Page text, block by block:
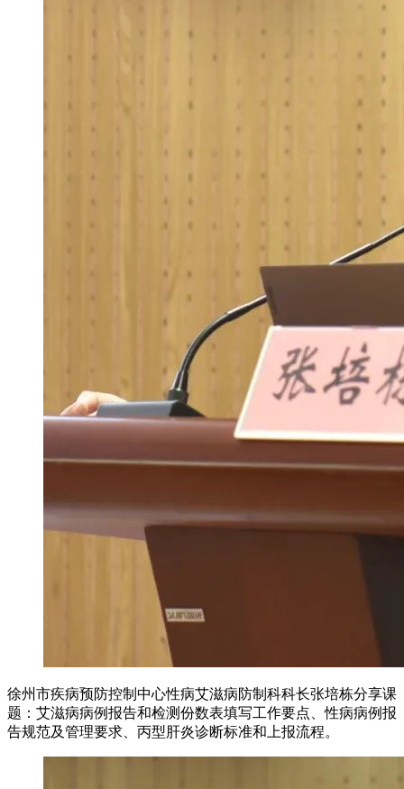
徐州市疾病预防控制中心性病艾滋病防制科科长张培栋分享课
题：艾滋病病例报告和检测份数表填写工作要点、性病病例报
告规范及管理要求、丙型肝炎诊断标准和上报流程。